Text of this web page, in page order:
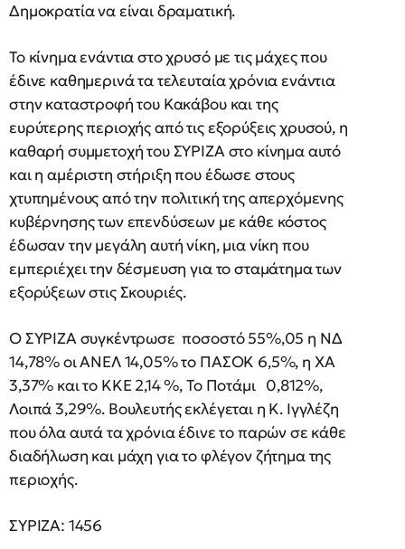
Δημοκρατία να είναι δραματική.
Το κίνημα ενάντια στο χρυσό με τις μάχες που
έδινε καθημερινά τα τελευταία χρόνια ενάντια
στην καταστροφή του Κακάβου και της
ευρύτερης περιοχής από τις εξορύξεις χρυσού, η
καθαρή συμμετοχή του ΣΥΡΙΖΑ στο κίνημα αυτό
και η αμέριστη στήριξη που έδωσε στους
χτυπημένους από την πολιτική της απερχόμενης
κυβέρνησης των επενδύσεων με κάθε κόστος
έδωσαν την μεγάλη αυτή νίκη, μια νίκη που
εμπεριέχει την δέσμευση για το σταμάτημα των
εξορύξεων στις Σκουριές.
Ο ΣΥΡΙΖΑ συγκέντρωσε ποσοστό 55%,05 η ΝΔ
14,78% οι ΑΝΕΛ 14,05% το ΠΑΣΟΚ 6,5%, η ΧΑ
3,37% και το ΚΚΕ 2,14 %, Το Ποτάμι 0,812%,
Λοιπά 3,29%. Βουλευτής εκλέγεται η Κ. Ιγγλέζη
που όλα αυτά τα χρόνια έδινε το παρών σε κάθε
διαδήλωση και μάχη για το φλέγον ζήτημα της
περιοχής.
ΣΥΡΙΖΑ: 1456